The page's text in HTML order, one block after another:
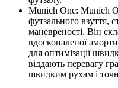
Munich One: Munich
футзального взуття,
маневреності. Він
вдосконаленої
для оптимізації
віддають перевагу
швидким рухам і